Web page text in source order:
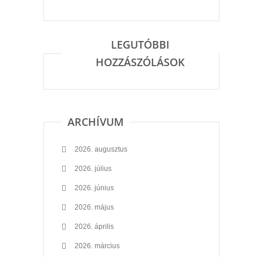
LEGUTÓBBI
HOZZÁSZÓLÁSOK
ARCHÍVUM
2026. augusztus
2026. július
2026. június
2026. május
2026. április
2026. március